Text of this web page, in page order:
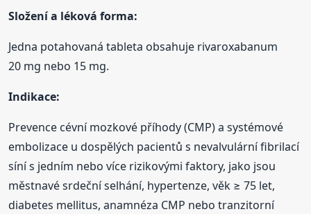
Složení a léková forma:
Jedna potahovaná tableta obsahuje rivaroxabanum
20 mg nebo 15 mg.
Indikace:
Prevence cévní mozkové příhody (CMP) a systémové
embolizace u dospělých pacientů s nevalvulární fibrilací
síní s jedním nebo více rizikovými faktory, jako jsou
městnavé srdeční selhání, hypertenze, věk ≥ 75 let,
diabetes mellitus, anamnéza CMP nebo tranzitorní